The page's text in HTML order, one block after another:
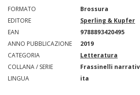
FORMATO
Brossura
EDITORE
Sperling & Kupfer
EAN
9788893420495
ANNO PUBBLICAZIONE
2019
CATEGORIA
Letteratura
COLLANA / SERIE
Frassinelli
LINGUA
ita